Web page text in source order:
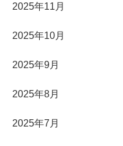
2025年11月
2025年10月
2025年9月
2025年8月
2025年7月